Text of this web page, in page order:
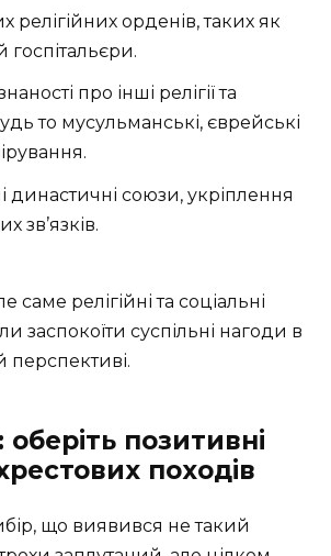
релігійних орденів, таких як
госпітальєри.
про інші релігії та
то мусульманські, єврейські
династичні союзи, укріплення
зв’язків.
саме релігійні та соціальні
заспокоїти суспільні нагоди в
перспективі.
позитивні
походів
що виявився не такий